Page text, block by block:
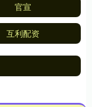
官宣
互利配资